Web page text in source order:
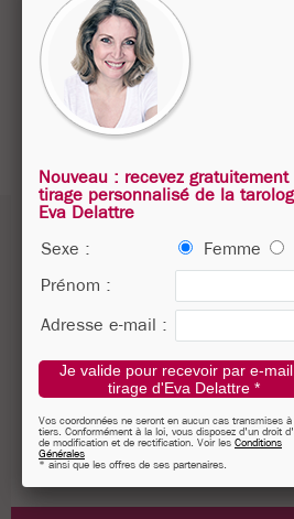
Nouveau : recevez gratuitement
tirage personnalisé de la
Eva Delattre
Sexe :
Femme
Prénom :
Adresse e-mail :
Je valide pour recevoir par e-
tirage d'Eva Delattre *
Vos coordonnées ne seront en aucun cas transmises
tiers. Conformément à la loi, vous disposez d'un droit
de modification et de rectification. Voir les Conditions
Générales
* ainsi que les offres de ses partenaires.